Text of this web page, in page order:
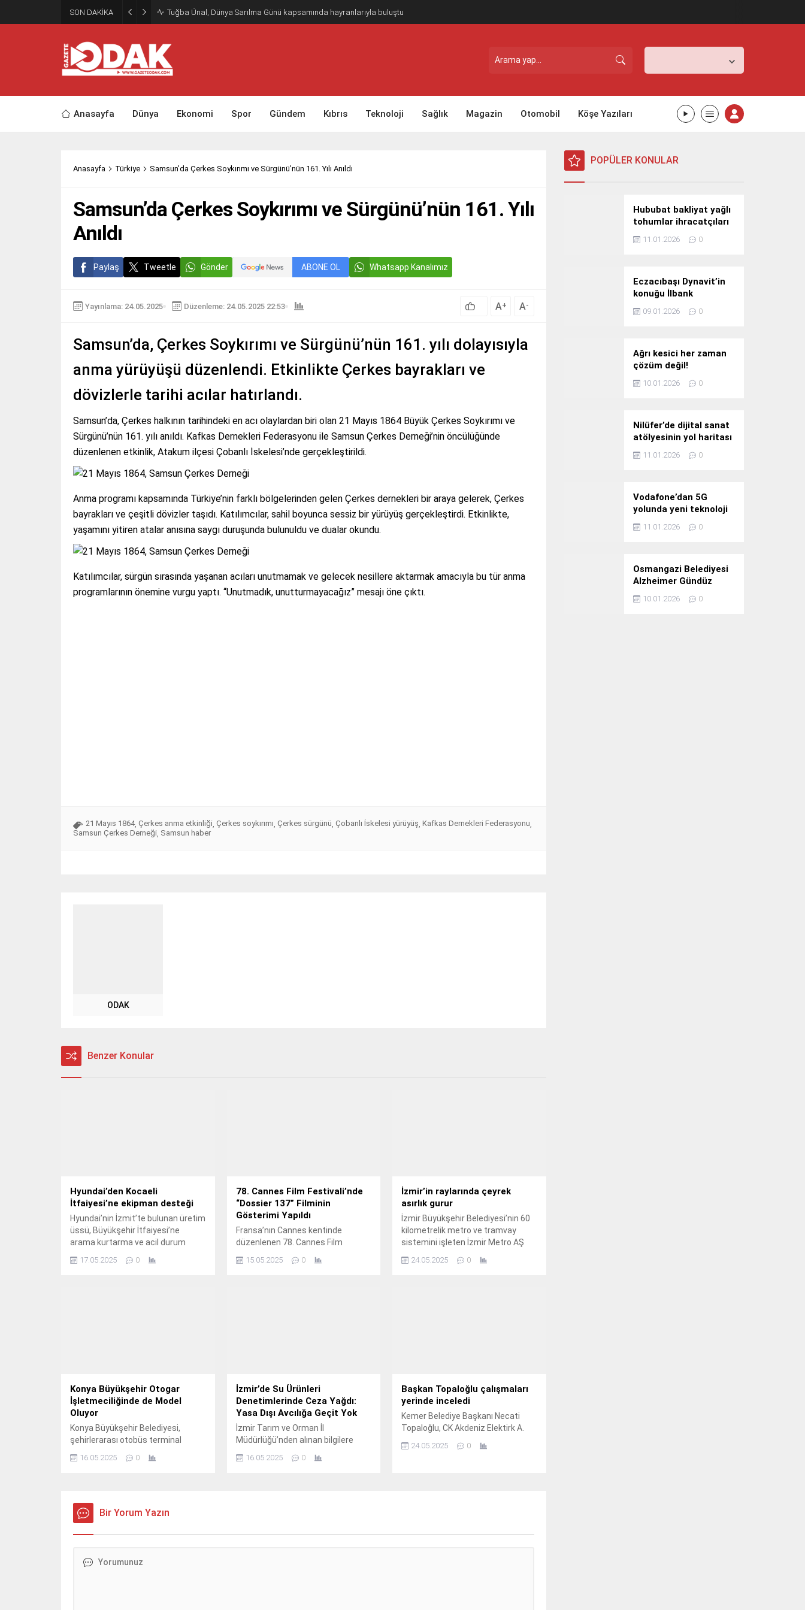
SON DAKİKA Tuğba Ünal, Dünya Sarılma Günü kapsamında hayranlarıyla buluştu
Anasayfa Dünya Ekonomi Spor Gündem Kıbrıs Teknoloji Sağlık Magazin Otomobil Köşe Yazıları
Anasayfa Türkiye Samsun’da Çerkes Soykırımı ve Sürgünü’nün 161. Yılı Anıldı
Samsun’da Çerkes Soykırımı ve Sürgünü’nün 161. Yılı
Anıldı
Paylaş Tweetle Gönder ABONE OL Whatsapp Kanalımız
Yayınlama: 24.05.2025 Düzenleme: 24.05.2025 22:53 A+ A-
Samsun’da, Çerkes Soykırımı ve Sürgünü’nün 161. yılı dolayısıyla
anma yürüyüşü düzenlendi. Etkinlikte Çerkes bayrakları ve
dövizlerle tarihi acılar hatırlandı.
Samsun’da, Çerkes halkının tarihindeki en acı olaylardan biri olan 21 Mayıs 1864 Büyük Çerkes Soykırımı ve
Sürgünü’nün 161. yılı anıldı. Kafkas Dernekleri Federasyonu ile Samsun Çerkes Derneği’nin öncülüğünde
düzenlenen etkinlik, Atakum ilçesi Çobanlı İskelesi’nde gerçekleştirildi.
Anma programı kapsamında Türkiye’nin farklı bölgelerinden gelen Çerkes dernekleri bir araya gelerek, Çerkes
bayrakları ve çeşitli dövizler taşıdı. Katılımcılar, sahil boyunca sessiz bir yürüyüş gerçekleştirdi. Etkinlikte,
yaşamını yitiren atalar anısına saygı duruşunda bulunuldu ve dualar okundu.
Katılımcılar, sürgün sırasında yaşanan acıları unutmamak ve gelecek nesillere aktarmak amacıyla bu tür anma
programlarının önemine vurgu yaptı. “Unutmadık, unutturmayacağız” mesajı öne çıktı.
21 Mayıs 1864, Çerkes anma etkinliği, Çerkes soykırımı, Çerkes sürgünü, Çobanlı İskelesi yürüyüş, Kafkas Dernekleri Federasyonu,
Samsun Çerkes Derneği, Samsun haber
ODAK
Benzer Konular
Hyundai’den Kocaeli
İtfaiyesi’ne ekipman desteği
Hyundai’nin İzmit’te bulunan üretim
üssü, Büyükşehir İtfaiyesi’ne
arama kurtarma ve acil durum
müdahale ekipmanları desteği
verdi.
17.05.2025 0
78. Cannes Film Festivali’nde
“Dossier 137” Filminin
Gösterimi Yapıldı
Fransa’nın Cannes kentinde
düzenlenen 78. Cannes Film
Festivali’nde, merakla beklenen
“Dossier 137” filminin gösterimi
15.05.2025 0
İzmir’in raylarında çeyrek
asırlık gurur
İzmir Büyükşehir Belediyesi’nin 60
kilometrelik metro ve tramvay
sistemini işleten İzmir Metro AŞ
hizmette 25 yılı geride bıraktı.
24.05.2025 0
Konya Büyükşehir Otogar
İşletmeciliğinde de Model
Oluyor
Konya Büyükşehir Belediyesi,
şehirlerarası otobüs terminal
taşıyarak Türkiye genelinde örnek
16.05.2025 0
İzmir’de Su Ürünleri
Denetimlerinde Ceza Yağdı:
Yasa Dışı Avcılığa Geçit Yok
İzmir Tarım ve Orman İl
Müdürlüğü’nden alınan bilgilere
sağlanması ve su ürünleri
16.05.2025 0
Başkan Topaloğlu çalışmaları
yerinde inceledi
Kemer Belediye Başkanı Necati
Topaloğlu, CK Akdeniz Elektirk A.
24.05.2025 0
Bir Yorum Yazın
POPÜLER KONULAR
Hububat bakliyat yağlı
tohumlar ihracatçıları
Güney Kore yolcusu
11.01.2026 0
Eczacıbaşı Dynavit’in
konuğu İlbank
09.01.2026 0
Ağrı kesici her zaman
çözüm değil!
10.01.2026 0
Nilüfer’de dijital sanat
atölyesinin yol haritası
konuşuldu
11.01.2026 0
Vodafone’dan 5G
yolunda yeni teknoloji
yatırımı
11.01.2026 0
Osmangazi Belediyesi
Alzheimer Gündüz
Bakım Evi 3. Yılını
Kutladı
10.01.2026 0